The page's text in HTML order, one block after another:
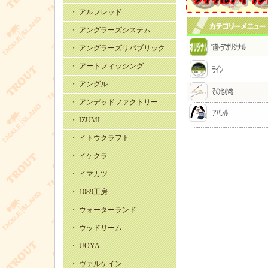
・ アルフレッド
・ アングラーズシステム
・ アングラーズリパブリック
・ アートフィッシング
・ アングル
・ アンデッドファクトリー
・ IZUMI
・ イトウクラフト
・ イケクラ
・ イマカツ
・ 1089工房
・ ウォーターランド
・ ウッドリーム
・ UOYA
・ ヴァルケイン